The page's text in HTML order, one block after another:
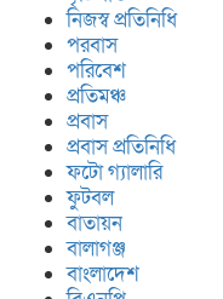
নিজস্ব প্রতিনিধি
পরবাস
পরিবেশ
প্রতিমঞ্চ
প্রবাস
প্রবাস প্রতিনিধি
ফটো গ্যালারি
ফুটবল
বাতায়ন
বালাগঞ্জ
বাংলাদেশ